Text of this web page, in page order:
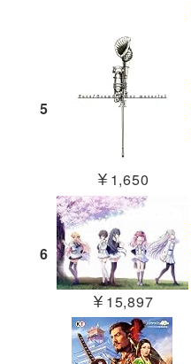
5
￥1,650
6
￥15,897